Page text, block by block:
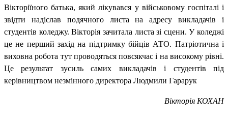
Вікторіїного батька, який лікувався у військовому госпіталі і
звідти надіслав подячного листа на адресу викладачів і
студентів коледжу. Вікторія зачитала листа зі сцени. У коледжі
це не перший захід на підтримку бійців АТО. Патріотична і
виховна робота тут проводяться повсякчас і на високому рівні.
Це результат зусиль самих викладачів і студентів під
керівництвом незмінного директора Людмили Гарарук
Вікторія КОХАН